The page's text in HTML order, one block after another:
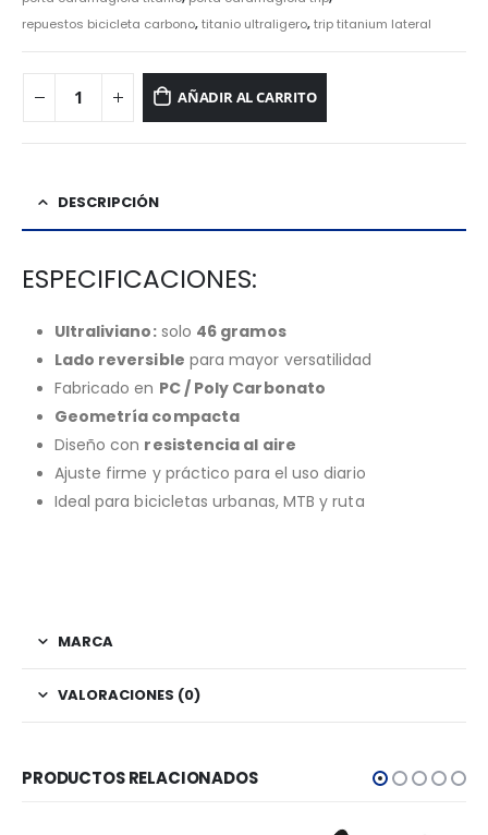
repuestos bicicleta carbono,titanio ultraligero,trip titanium lateral
AÑADIR AL CARRITO
DESCRIPCIÓN
ESPECIFICACIONES:
Ultraliviano:solo 46 gramos
Lado reversible para mayor versatilidad
Fabricado en PC / Poly Carbonato
Geometría compacta
Diseño con resistencia al aire
Ajuste firme y práctico para el uso diario
Ideal para bicicletas urbanas, MTB y ruta
MARCA
VALORACIONES (0)
PRODUCTOS RELACIONADOS